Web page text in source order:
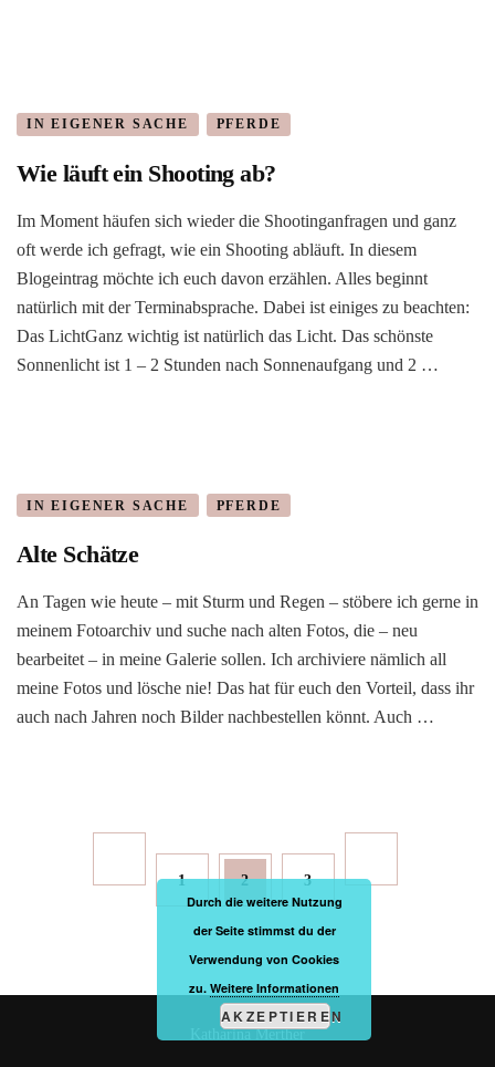
IN EIGENER SACHE PFERDE
Wie läuft ein Shooting ab?
Im Moment häufen sich wieder die Shootinganfragen und ganz
oft werde ich gefragt, wie ein Shooting abläuft. In diesem
Blogeintrag möchte ich euch davon erzählen. Alles beginnt
natürlich mit der Terminabsprache. Dabei ist einiges zu beachten:
Das LichtGanz wichtig ist natürlich das Licht. Das schönste
Sonnenlicht ist 1 – 2 Stunden nach Sonnenaufgang und 2 …
IN EIGENER SACHE PFERDE
Alte Schätze
An Tagen wie heute – mit Sturm und Regen – stöbere ich gerne in
meinem Fotoarchiv und suche nach alten Fotos, die – neu
bearbeitet – in meine Galerie sollen. Ich archiviere nämlich all
meine Fotos und lösche nie! Das hat für euch den Vorteil, dass ihr
auch nach Jahren noch Bilder nachbestellen könnt. Auch …
Page
1 Page
2 Page
3
Katharina Merther
Durch die weitere Nutzung
der Seite stimmst du der
Verwendung von Cookies
zu. Weitere Informationen
AKZEPTIEREN